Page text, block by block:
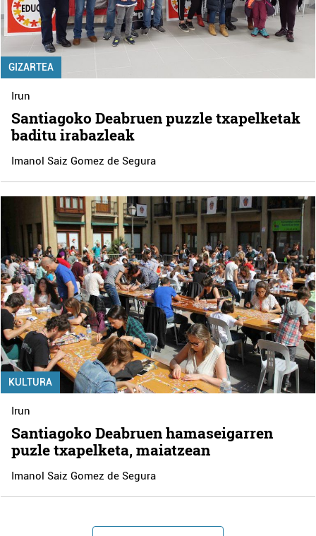
GIZARTEA
Irun
Santiagoko Deabruen puzzle txapelketak
baditu irabazleak
Imanol Saiz Gomez de Segura
KULTURA
Irun
Santiagoko Deabruen hamaseigarren
puzle txapelketa, maiatzean
Imanol Saiz Gomez de Segura